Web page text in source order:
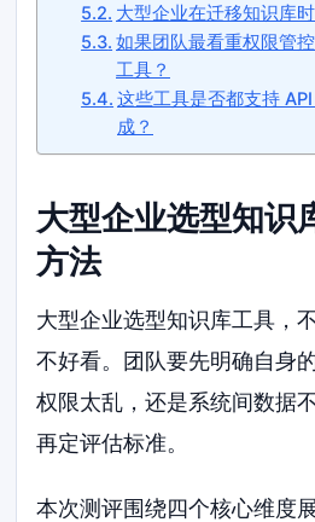
大型企业在迁移知识库
如果团队最看重权限管
工具？
这些工具是否都支持
成？
大型企业选型知识
方法
大型企业选型知识库工具，
不好看。团队要先明确自身
权限太乱，还是系统间数据
再定评估标准。
本次测评围绕四个核心维度